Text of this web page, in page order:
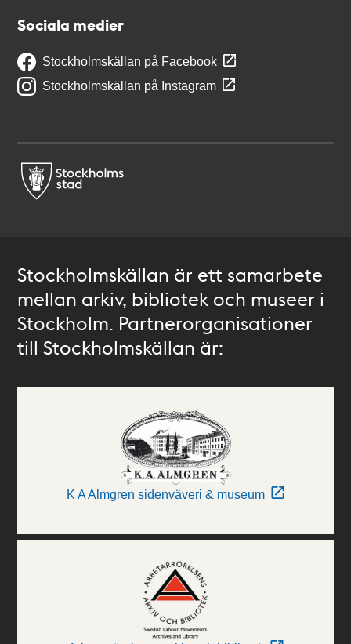
Sociala medier
Stockholmskällan på Facebook
Stockholmskällan på Instagram
Stockholmskällan är ett samarbete
mellan arkiv, bibliotek och museer i
Stockholm. Partnerorganisationer
till Stockholmskällan är:
K A Almgren sidenväveri & museum